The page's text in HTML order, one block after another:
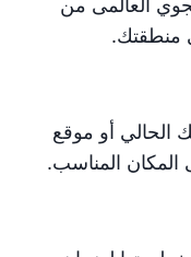
منطقتك.
الحالي أو موقع
المناسب.